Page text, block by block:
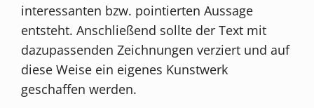
interessanten bzw. pointierten Aussage
entsteht. Anschließend sollte der Text mit
dazupassenden Zeichnungen verziert und auf
diese Weise ein eigenes Kunstwerk
geschaffen werden.